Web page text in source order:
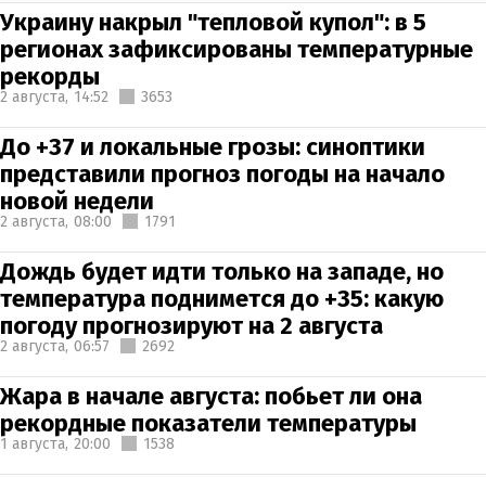
Украину накрыл "тепловой купол": в 5
регионах зафиксированы температурные
рекорды
2 августа, 14:52 3653
До +37 и локальные грозы: синоптики
представили прогноз погоды на начало
новой недели
2 августа, 08:00 1791
Дождь будет идти только на западе, но
температура поднимется до +35: какую
погоду прогнозируют на 2 августа
2 августа, 06:57 2692
Жара в начале августа: побьет ли она
рекордные показатели температуры
1 августа, 20:00 1538